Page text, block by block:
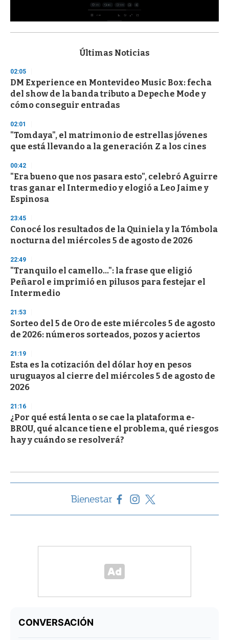
s
d
s
o
f
3
s
e
o
d
s
Últimas Noticias
02:05
DM Experience en Montevideo Music Box: fecha
del show de la banda tributo a Depeche Mode y
cómo conseguir entradas
02:01
"Tomdaya", el matrimonio de estrellas jóvenes
que está llevando a la generación Z a los cines
00:42
"Era bueno que nos pasara esto", celebró Aguirre
tras ganar el Intermedio y elogió a Leo Jaime y
Espinosa
23:45
Conocé los resultados de la Quiniela y la Tómbola
nocturna del miércoles 5 de agosto de 2026
22:49
"Tranquilo el camello...": la frase que eligió
Peñarol e imprimió en pilusos para festejar el
Intermedio
21:53
Sorteo del 5 de Oro de este miércoles 5 de agosto
de 2026: números sorteados, pozos y aciertos
21:19
Esta es la cotización del dólar hoy en pesos
uruguayos al cierre del miércoles 5 de agosto de
2026
21:16
¿Por qué está lenta o se cae la plataforma e-
BROU, qué alcance tiene el problema, qué riesgos
hay y cuándo se resolverá?